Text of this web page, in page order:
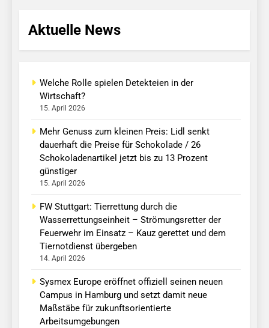
Aktuelle News
Welche Rolle spielen Detekteien in der
Wirtschaft?
15. April 2026
Mehr Genuss zum kleinen Preis: Lidl senkt
dauerhaft die Preise für Schokolade / 26
Schokoladenartikel jetzt bis zu 13 Prozent
günstiger
15. April 2026
FW Stuttgart: Tierrettung durch die
Wasserrettungseinheit – Strömungsretter der
Feuerwehr im Einsatz – Kauz gerettet und dem
Tiernotdienst übergeben
14. April 2026
Sysmex Europe eröffnet offiziell seinen neuen
Campus in Hamburg und setzt damit neue
Maßstäbe für zukunftsorientierte
Arbeitsumgebungen